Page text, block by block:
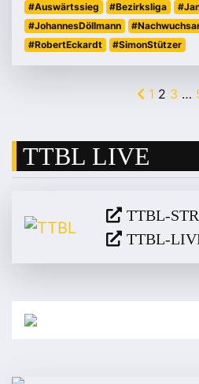
#Auswärtssieg #Bezirksliga
#JohannesDöllmann
#RobertEckardt
#SimonStützer
1 2 3 …
TTBL LIVE
TTBL-
TTBL-